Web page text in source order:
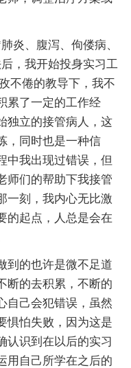
炎、腹泻、佝偻病、
，我开始投身实习工
不倦的教导下，我不
累了一定的工作经
独立的接管病人，这
，同时也是一种信
中我出现过错误，但
师们的帮助下我接管
一刻，我内心无比激
的起点，人总是会在
到的也许是微不足道
断的去积累，不断的
自己会犯错误，虽然
惧怕失败，因为这是
认识到在以后的实习
用自己所学在之后的